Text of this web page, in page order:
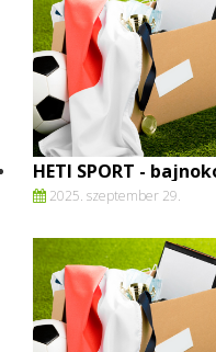
HETI SPORT -
2025. szeptember 29.